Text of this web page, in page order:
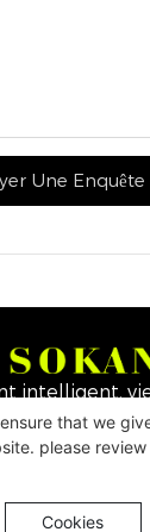
Une
intelligent,
Yiwu Mingge
Conditions
Nous
that we
please review
Cookies